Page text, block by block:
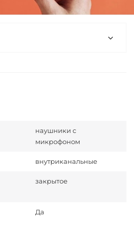
наушники с
микрофоном
внутриканальные
закрытое
Да